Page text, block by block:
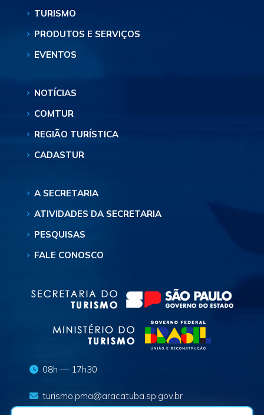
TURISMO
PRODUTOS E SERVIÇOS
EVENTOS
NOTÍCIAS
COMTUR
REGIÃO TURÍSTICA
CADASTUR
A SECRETARIA
ATIVIDADES DA SECRETARIA
PESQUISAS
FALE CONOSCO
08h — 17h30
turismo.pma@aracatuba.sp.gov.br